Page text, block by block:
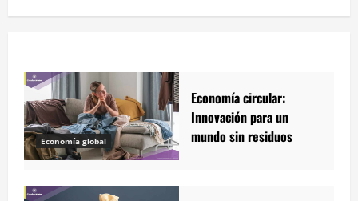
Economía global
Economía circular:
Innovación para un
mundo sin residuos